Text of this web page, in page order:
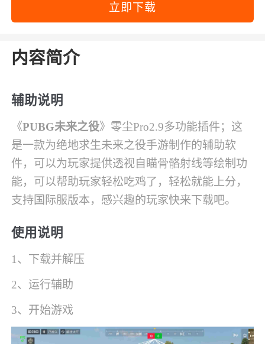
立即下载
内容简介
辅助说明
《PUBG未来之役》零尘Pro2.9多功能插件；这
是一款为绝地求生未来之役手游制作的辅助软
件，可以为玩家提供透视自瞄骨骼射线等绘制功
能，可以帮助玩家轻松吃鸡了，轻松就能上分，
支持国际服版本，感兴趣的玩家快来下载吧。
使用说明
1、下载并解压
2、运行辅助
3、开始游戏